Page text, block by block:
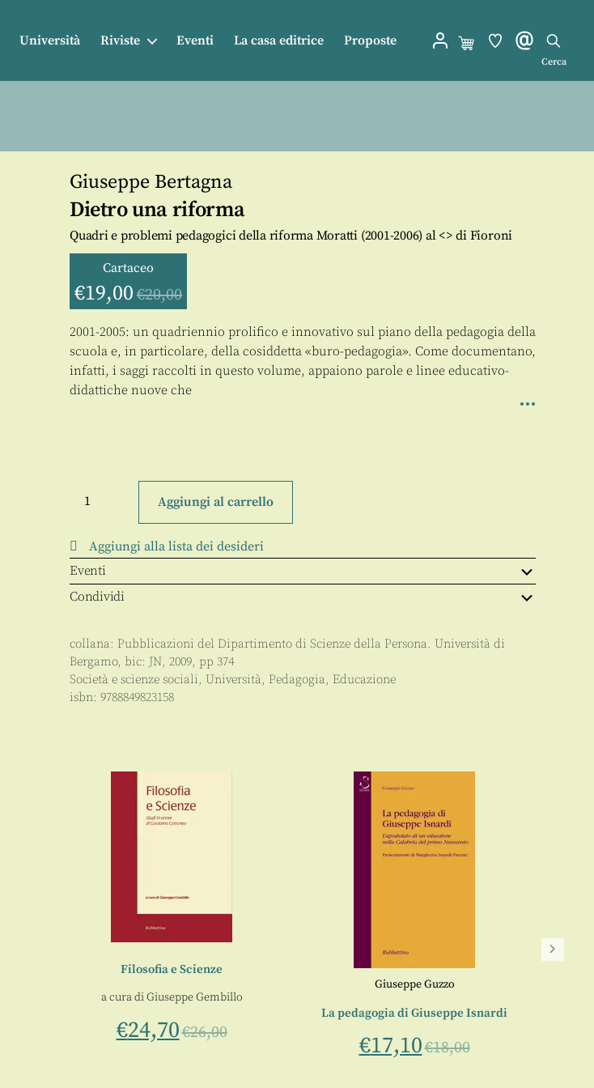
Università Riviste Eventi La casa editrice Proposte
Cerca
Giuseppe Bertagna
Dietro una riforma
Quadri e problemi pedagogici della riforma Moratti (2001-2006) al <> di Fioroni
Cartaceo
€19,00 €20,00
2001-2005: un quadriennio prolifico e innovativo sul piano della pedagogia della
scuola e, in particolare, della cosiddetta «buro-pedagogia». Come documentano,
infatti, i saggi raccolti in questo volume, appaiono parole e linee educativo-
didattiche nuove che
una
Aggiungi al carrello
Aggiungi alla lista dei desideri
Eventi
Condividi
collana: Pubblicazioni del Dipartimento di Scienze della Persona. Università di
Bergamo, bic: JN, 2009, pp 374
Società e scienze sociali, Università, Pedagogia, Educazione
isbn: 9788849823158
Filosofia e Scienze
a cura diGiuseppe Gembillo
€24,70€26,00
Giuseppe Guzzo
La pedagogia di Giuseppe Isnardi
€17,10€18,00